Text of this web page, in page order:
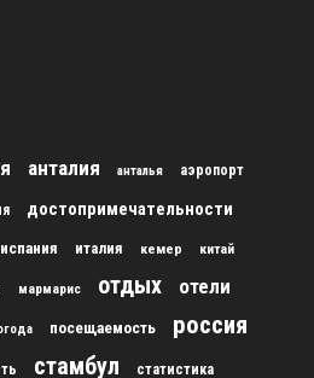
анталия анталья аэропорт
достопримечательности
испания италия кемер китай
мармарис отдых
отели
посещаемость россия
стамбул статистика